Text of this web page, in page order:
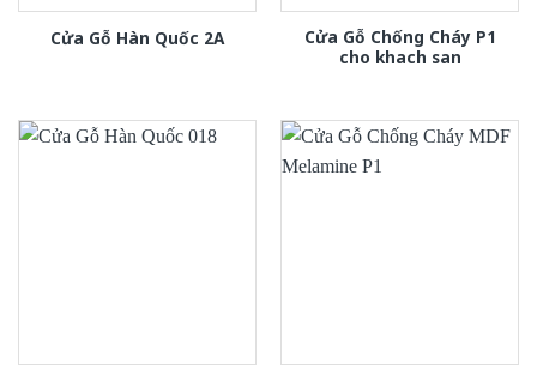
Cửa Gỗ Hàn Quốc 2A
Cửa Gỗ Chống Cháy P1
cho khach san